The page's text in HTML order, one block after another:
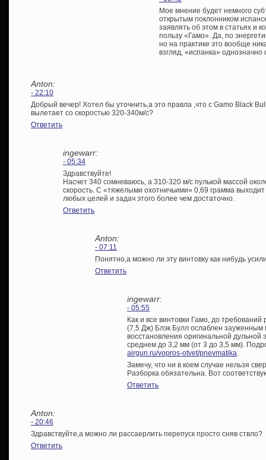
Мое мнение будет немного
открытым поклонником
заявлять об этом в статьях и
пользу «Гамо». Да, по
но на практике это вообще
взгляд, «испанка» однозначно
Anton:
- 22:10
Добрый вечер! Хотел бы уточнить,а это правла ,что с Gamo Black
вылетает со скоростью 320-340м/с?
Ответить
ingewarr:
- 05:34
Здравствуйте!
Насчет 340 сомневаюсь, а 310-320 м/с пулькой массой
скорость. С «тяжелыми охотничьими» 0,69 грамма
любых целей и задач этого более чем достаточно.
Ответить
Anton:
- 07:11
Понятно,а можно ли этy винтовкy как нибудь
Ответить
ingewarr:
- 05:55
Как и все винтовки Гамо, до требований
(7,5 Дж) Блэк Булл ослаблен зауженным
восстановления оригинальной дульной
среднем до 3,2 мм (от 3 до 3,5 мм).
airgun.ru/vopros-otvet/pnevmatika.
Замечу, что ни в коем случае нельзя
Разборка обязательна. Вот
Ответить
Anton:
- 20:46
Здравствуйте,а можно ли рассаерлить перепуск просто сняв ствло?
Ответить